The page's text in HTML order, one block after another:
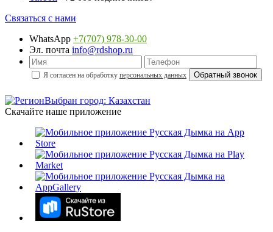
Связаться с нами
WhatsApp +7(707) 978-30-00
Эл. почта info@rdshop.ru
Я согласен на обработку персональных данных
Выбран город: Казахстан
Скачайте наше приложение